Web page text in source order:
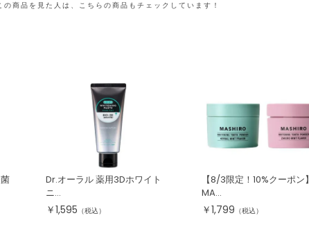
の商品を見た人は、こちらの商品もチェックしています！
Dr.オーラル 薬用3Dホワイト
ニ...
￥1,595 （税込）
【8/3限定！10%クーポン】
MA...
￥1,799 （税込）